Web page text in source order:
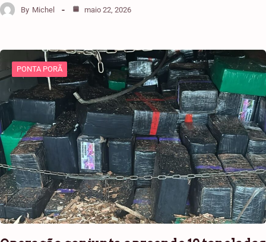
By Michel maio 22, 2026
PONTA PORÃ